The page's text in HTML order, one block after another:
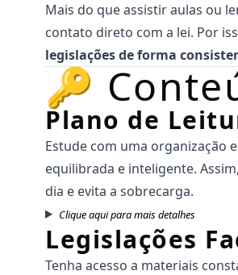
Mais do que assistir aulas ou
contato direto com a lei. Por
legislações de forma
🔑
Plano de
Estude com uma organização
equilibrada e inteligente.
dia e evita a sobrecarga.
Clique aqui para mais detalhes
Legislações
Tenha acesso a materiais